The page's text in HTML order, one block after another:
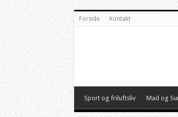
Forside Kontakt
Sport og friluftsliv Mad og